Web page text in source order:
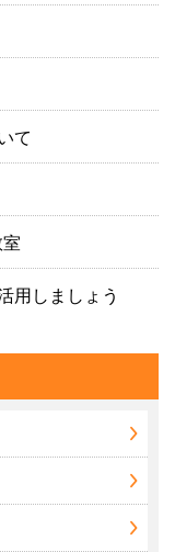
て
用しましょう